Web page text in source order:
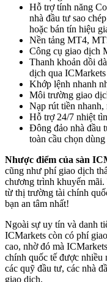
Hỗ trợ tính năng
nhà đầu tư sao
hoặc bán tín hiệu
Nền tảng MT4,
Công cụ giao
Thanh khoản dồi
dịch qua
Khớp lệnh nhanh
Môi trường giao
Nạp rút tiền nhanh,
Hỗ trợ 24/7 nhiệt
Đông đảo nhà đầu
toàn cầu chọn dùng
Nhược điểm của sàn
cũng như phí giao dịch
chương trình khuyến
từ thị trường tài chính
bạn an tâm nhất!
Ngoài sự uy tín và danh
ICMarkets còn có phí
cao, nhờ đó mà
chính quốc tế được nhiều
các quỹ đầu tư, các nhà
giao dịch.